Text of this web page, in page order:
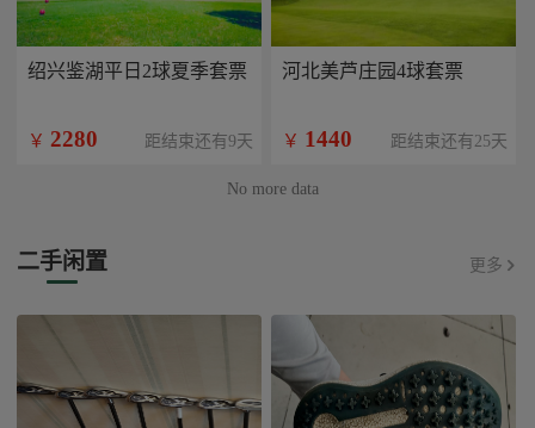
绍兴鉴湖平日2球夏季套票
￥ 2280 距结束还有9天
河北美芦庄园4球套票
￥ 1440 距结束还有25天
No more data
二手闲置 更多